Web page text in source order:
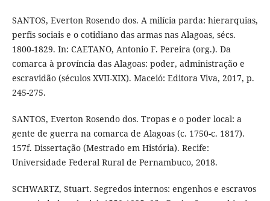
SANTOS, Everton Rosendo dos. A milícia parda: hierarquias,
perfis sociais e o cotidiano das armas nas Alagoas, sécs.
1800-1829. In: CAETANO, Antonio F. Pereira (org.). Da
comarca à província das Alagoas: poder, administração e
escravidão (séculos XVII-XIX). Maceió: Editora Viva, 2017, p.
245-275.
SANTOS, Everton Rosendo dos. Tropas e o poder local: a
gente de guerra na comarca de Alagoas (c. 1750-c. 1817).
157f. Dissertação (Mestrado em História). Recife:
Universidade Federal Rural de Pernambuco, 2018.
SCHWARTZ, Stuart. Segredos internos: engenhos e escravos